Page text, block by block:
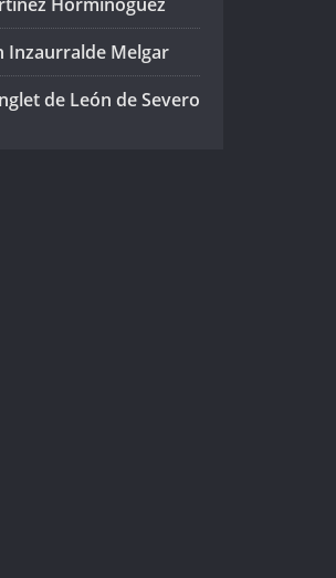
Inzaurralde Melgar
de León de Severo